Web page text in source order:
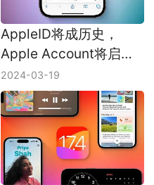
AppleID将成历史，
Apple Account将启
用！
2024-03-19